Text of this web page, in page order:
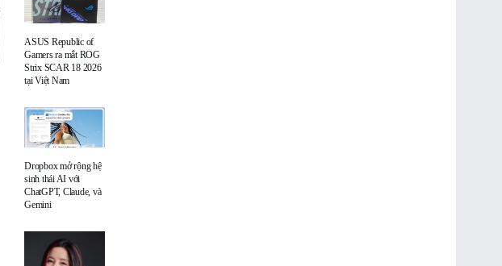
ASUS Republic of
Gamers ra mắt ROG
Strix SCAR 18 2026
tại Việt Nam
Dropbox mở rộng hệ
sinh thái AI với
ChatGPT, Claude, và
Gemini